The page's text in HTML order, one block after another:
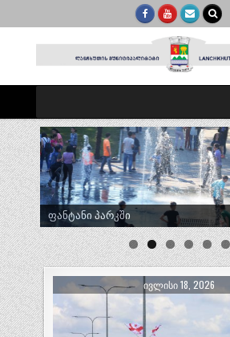
ტრადიციული ლელობურთი
ᲘᲕᲚᲘᲡᲘ 18, 2026